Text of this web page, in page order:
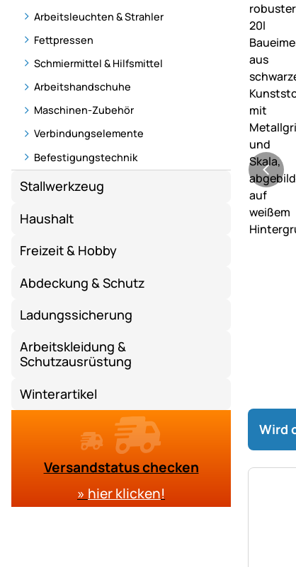
Arbeitsleuchten & Strahler
Fettpressen
Schmiermittel & Hilfsmittel
Arbeitshandschuhe
Maschinen-Zubehör
Verbindungselemente
Befestigungstechnik
Stallwerkzeug
Haushalt
Freizeit & Hobby
Abdeckung & Schutz
Ladungssicherung
Arbeitskleidung &
Schutzausrüstung
Winterartikel
Versandstatus checken
» hier klicken!
Wird